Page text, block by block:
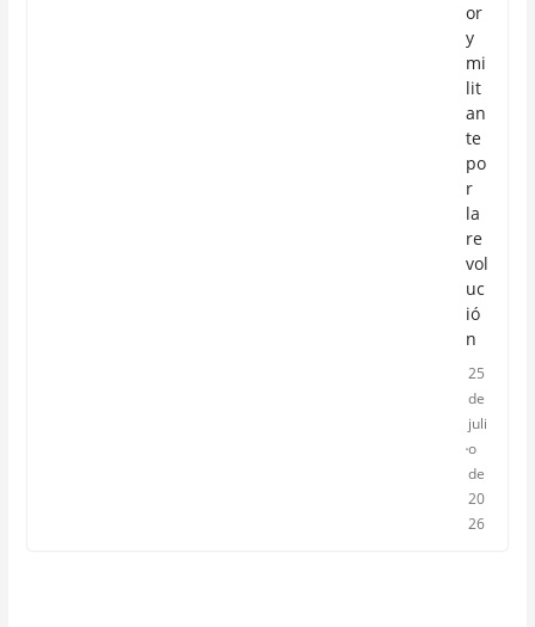
or
y
mi
lit
an
te
po
r
la
re
vol
uc
ió
n
25
de
juli
o
de
20
26